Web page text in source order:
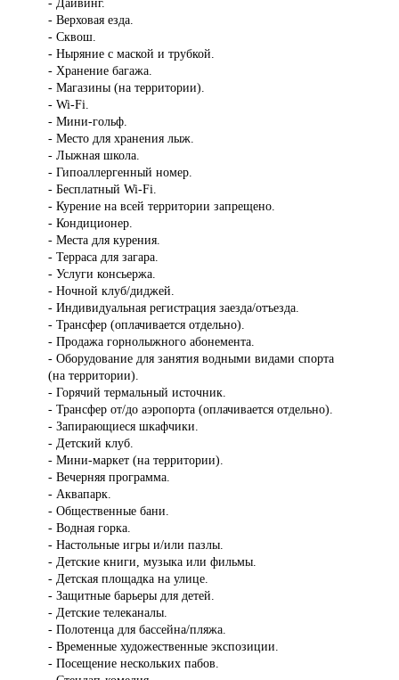
- Дайвинг.
- Верховая езда.
- Сквош.
- Ныряние с маской и трубкой.
- Хранение багажа.
- Магазины (на территории).
- Wi-Fi.
- Мини-гольф.
- Место для хранения лыж.
- Лыжная школа.
- Гипоаллергенный номер.
- Бесплатный Wi-Fi.
- Курение на всей территории запрещено.
- Кондиционер.
- Места для курения.
- Терраса для загара.
- Услуги консьержа.
- Ночной клуб/диджей.
- Индивидуальная регистрация заезда/отъезда.
- Трансфер (оплачивается отдельно).
- Продажа горнолыжного абонемента.
- Оборудование для занятия водными видами спорта
(на территории).
- Горячий термальный источник.
- Трансфер от/до аэропорта (оплачивается отдельно).
- Запирающиеся шкафчики.
- Детский клуб.
- Мини-маркет (на территории).
- Вечерняя программа.
- Аквапарк.
- Общественные бани.
- Водная горка.
- Настольные игры и/или пазлы.
- Детские книги, музыка или фильмы.
- Детская площадка на улице.
- Защитные барьеры для детей.
- Детские телеканалы.
- Полотенца для бассейна/пляжа.
- Временные художественные экспозиции.
- Посещение нескольких пабов.